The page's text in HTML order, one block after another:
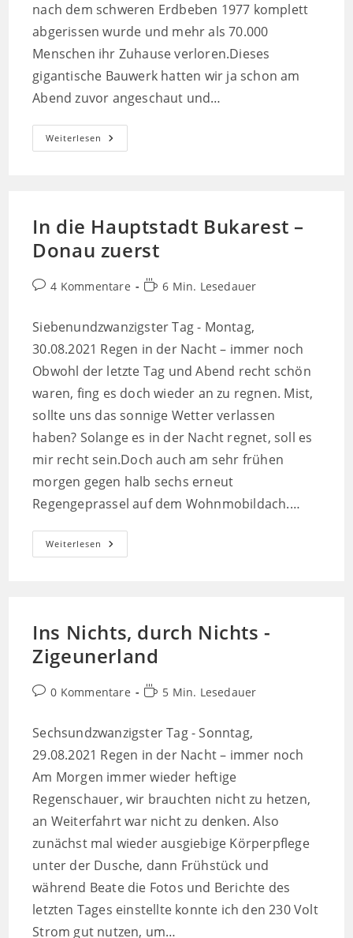
nach dem schweren Erdbeben 1977 komplett
abgerissen wurde und mehr als 70.000
Menschen ihr Zuhause verloren.Dieses
gigantische Bauwerk hatten wir ja schon am
Abend zuvor angeschaut und…
Weiterlesen Besuch
In
In die Hauptstadt Bukarest –
Donau zuerst
Beitrags-
4 Kommentare Lesedauer:
6 Min. Lesedauer
Siebenundzwanzigster Tag - Montag,
30.08.2021 Regen in der Nacht – immer noch
Obwohl der letzte Tag und Abend recht schön
waren, fing es doch wieder an zu regnen. Mist,
sollte uns das sonnige Wetter verlassen
haben? Solange es in der Nacht regnet, soll es
mir recht sein.Doch auch am sehr frühen
morgen gegen halb sechs erneut
Regengeprassel auf dem Wohnmobildach.…
Weiterlesen In
Die
Ins Nichts, durch Nichts -
Zigeunerland
Beitrags-
0 Kommentare Lesedauer:
5 Min. Lesedauer
Sechsundzwanzigster Tag - Sonntag,
29.08.2021 Regen in der Nacht – immer noch
Am Morgen immer wieder heftige
Regenschauer, wir brauchten nicht zu hetzen,
an Weiterfahrt war nicht zu denken. Also
zunächst mal wieder ausgiebige Körperpflege
unter der Dusche, dann Frühstück und
während Beate die Fotos und Berichte des
letzten Tages einstellte konnte ich den 230 Volt
Strom gut nutzen, um…